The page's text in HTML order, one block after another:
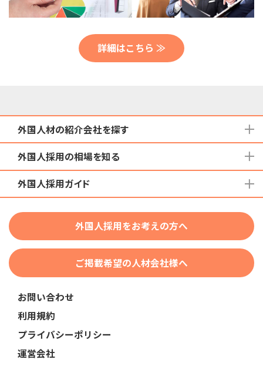
詳細はこちら ≫
外国人材の紹介会社を探す
地域から検索する
国籍から検索する
在留資格から検索する
団体種別から探す
業界・職種から検索する
外国人採用の相場を知る
育成就労外国人の受け入れ相場
技人国・高度人材の受け入れ相場
外国人採用ガイド
特定技能
技術・人文知識・国際業務
助成金
教育・研修
人事・労務
外国人採用をお考えの方へ
ご掲載希望の人材会社様へ
お問い合わせ
利用規約
プライバシーポリシー
運営会社